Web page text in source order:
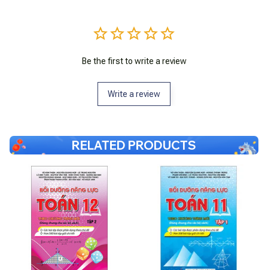
Be the first to write a review
Write a review
RELATED PRODUCTS